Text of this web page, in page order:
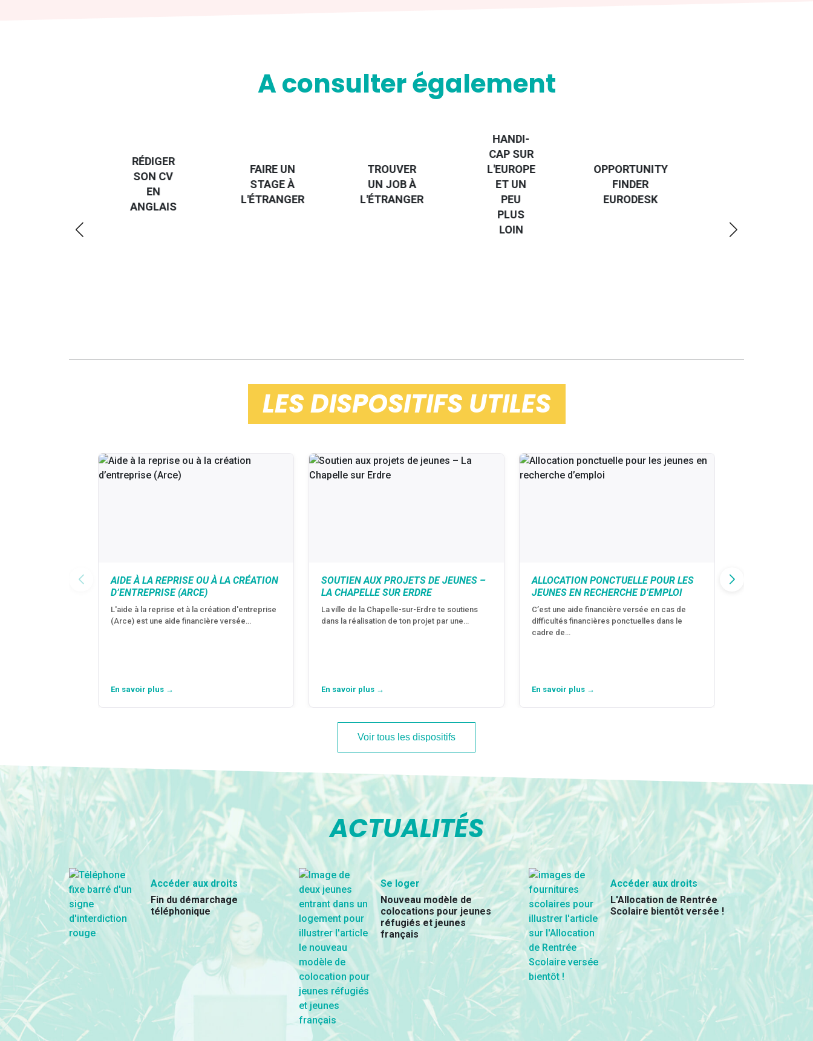
A consulter également
RÉDIGER
SON CV
EN
ANGLAIS
FAIRE UN
STAGE À
L'ÉTRANGER
TROUVER
UN JOB À
L'ÉTRANGER
HANDI-
CAP SUR
L'EUROPE
ET UN
PEU
PLUS
LOIN
OPPORTUNITY
FINDER
EURODESK
PAYS DE LA
LES DISPOSITIFS UTILES
AIDE À LA REPRISE OU À LA CRÉATION
D’ENTREPRISE (ARCE)
L'aide à la reprise et à la création d'entreprise
(Arce) est une aide financière versée…
En savoir plus →
SOUTIEN AUX PROJETS DE JEUNES –
LA CHAPELLE SUR ERDRE
La ville de la Chapelle-sur-Erdre te soutiens
dans la réalisation de ton projet par une…
En savoir plus →
ALLOCATION PONCTUELLE POUR LES
JEUNES EN RECHERCHE D’EMPLOI
C’est une aide financière versée en cas de
difficultés financières ponctuelles dans le
cadre de…
En savoir plus →
Voir tous les dispositifs
ACTUALITÉS
Accéder aux droits
Fin du démarchage
téléphonique
Se loger
Nouveau modèle de
colocations pour jeunes
réfugiés et jeunes
français
Accéder aux droits
L'Allocation de Rentrée
Scolaire bientôt versée !